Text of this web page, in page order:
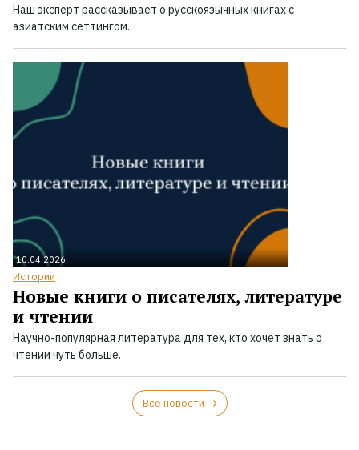
Наш эксперт рассказывает о русскоязычных книгах с
азиатским сеттингом.
10.04.2026
Истории
Новые книги о писателях, литературе
и чтении
Научно-популярная литература для тех, кто хочет знать о
чтении чуть больше.
Все новости